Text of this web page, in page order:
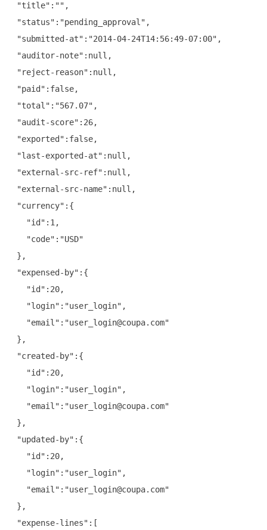
"title":"",
"status":"pending_approval",
"submitted-at":"2014-04-24T14:56:49-07:00",
"auditor-note":null,
"reject-reason":null,
"paid":false,
"total":"567.07",
"audit-score":26,
"exported":false,
"last-exported-at":null,
"external-src-ref":null,
"external-src-name":null,
"currency":{
   "id":1,
   "code":"USD"
},
"expensed-by":{
   "id":20,
   "login":"user_login",
   "email":"user_login@coupa.com"
},
"created-by":{
   "id":20,
   "login":"user_login",
   "email":"user_login@coupa.com"
},
"updated-by":{
   "id":20,
   "login":"user_login",
   "email":"user_login@coupa.com"
},
"expense-lines":[